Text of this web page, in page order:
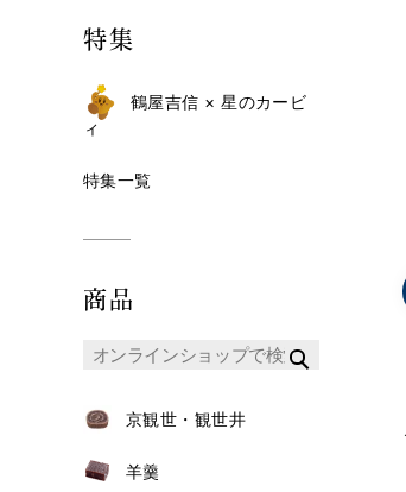
特集
鶴屋吉信 × 星のカービ
ィ
特集一覧
商品
京観世・観世井
羊羹